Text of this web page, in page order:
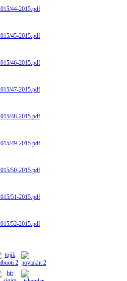
44-2015.pdf
45-2015.pdf
46-2015.pdf
47-2015.pdf
48-2015.pdf
49-2015.pdf
50-2015.pdf
51-2015.pdf
52-2015.pdf